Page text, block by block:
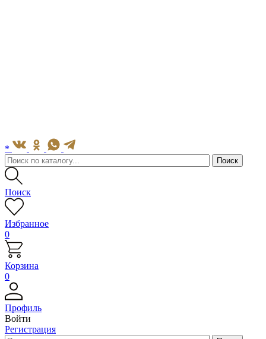
*
Поиск
Избранное
0
Корзина
0
Профиль
Войти
Регистрация